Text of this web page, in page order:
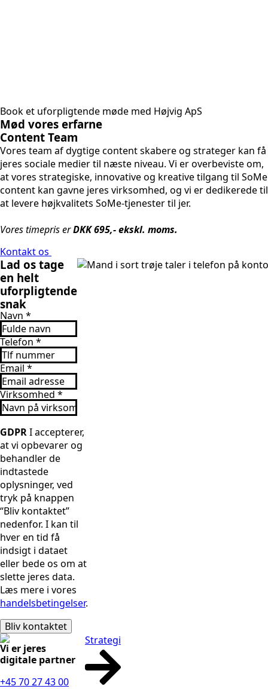
Book et uforpligtende møde med Højvig ApS
Mød vores erfarne
Content Team
Vores team af dygtige content skabere og strateger kan få
jeres sociale medier til næste niveau. Vi er overbeviste om,
at vores strategiske, innovative og kreative tilgang til SoMe
content kan gavne jeres virksomhed, og vi er dedikerede til
at levere højkvalitets SoMe-tjenester til jer.
Vores timepris erDKK 695,- ekskl. moms.
Kontakt os
Lad os tage
en helt
uforpligtende
snak
Navn *
Telefon *
Email *
Virksomhed *
GDPRI accepterer,
at vi opbevarer og
behandler de
indtastede
oplysninger, ved
tryk på knappen
“Bliv kontaktet”
nedenfor. I kan til
hver en tid få
indsigt i dataet
eller bede os om at
slette jeres data.
Læs mere i vores
handelsbetingelser.
Bliv kontaktet
Vi er jeres
digitale partner
+45 70 27 43 00
Strategi